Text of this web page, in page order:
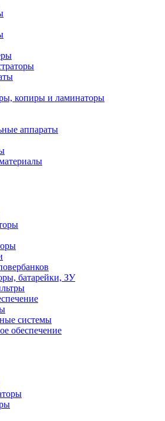
копиры и ламинаторы
аппараты
батарейки, ЗУ
системы
обеспечение